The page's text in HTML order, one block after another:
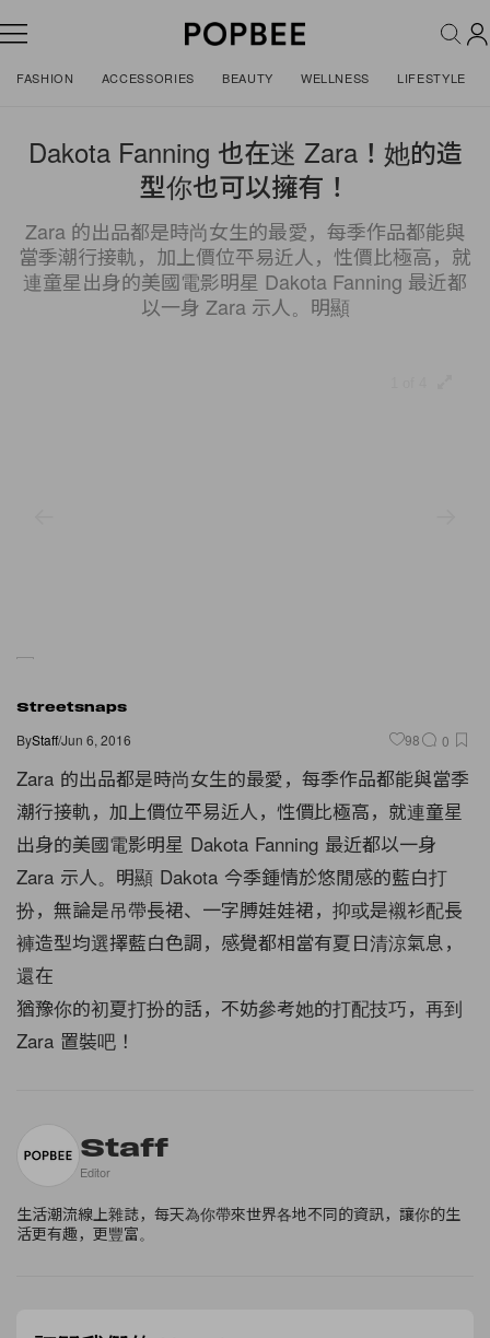
FASHION ACCESSORIES BEAUTY WELLNESS LIFESTYLE
Dakota Fanning 也在迷 Zara！她的造
型你也可以擁有！
Zara 的出品都是時尚女生的最愛，每季作品都能與
當季潮行接軌，加上價位平易近人，性價比極高，就
連童星出身的美國電影明星 Dakota Fanning 最近都
以一身 Zara 示人。明顯
Streetsnaps
ByStaff/Jun 6, 2016 98 0
Zara 的出品都是時尚女生的最愛，每季作品都能與當季
潮行接軌，加上價位平易近人，性價比極高，就連童星
出身的美國電影明星 Dakota Fanning 最近都以一身
Zara 示人。明顯 Dakota 今季鍾情於悠閒感的藍白打
扮，無論是吊帶長裙、一字膊娃娃裙，抑或是襯衫配長
褲造型均選擇藍白色調，感覺都相當有夏日清涼氣息，
還在
猶豫你的初夏打扮的話，不妨參考她的打配技巧，再到
Zara 置裝吧！
Staff
Editor
生活潮流線上雜誌，每天為你帶來世界各地不同的資訊，讓你的生
活更有趣，更豐富。